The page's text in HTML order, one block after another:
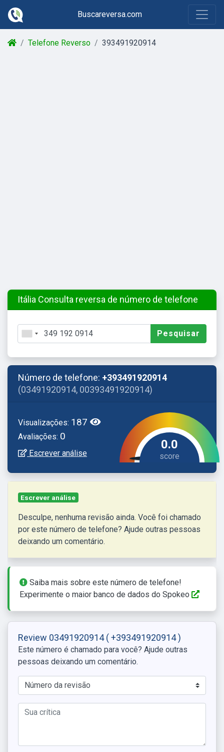
Buscareversa.com
Telefone Reverso 393491920914
Itália Consulta reversa de número de telefone
Pesquisar
Número de telefone: +393491920914
(03491920914, 00393491920914)
Visualizações: 187
Avaliações: 0
Escrever análise
0.0
Escrever análise
Desculpe, nenhuma revisão ainda. Você foi chamado
por este número de telefone? Ajude outras pessoas
deixando um comentário.
Saiba mais sobre este número de telefone!
Experimente o maior banco de dados do Spokeo
Review 03491920914( +393491920914 )
Este número é chamado para você? Ajude outras
pessoas deixando um comentário.